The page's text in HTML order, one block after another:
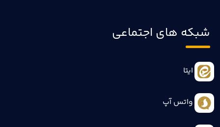
شبکه های اجتماعی
ایتا
واتس آپ